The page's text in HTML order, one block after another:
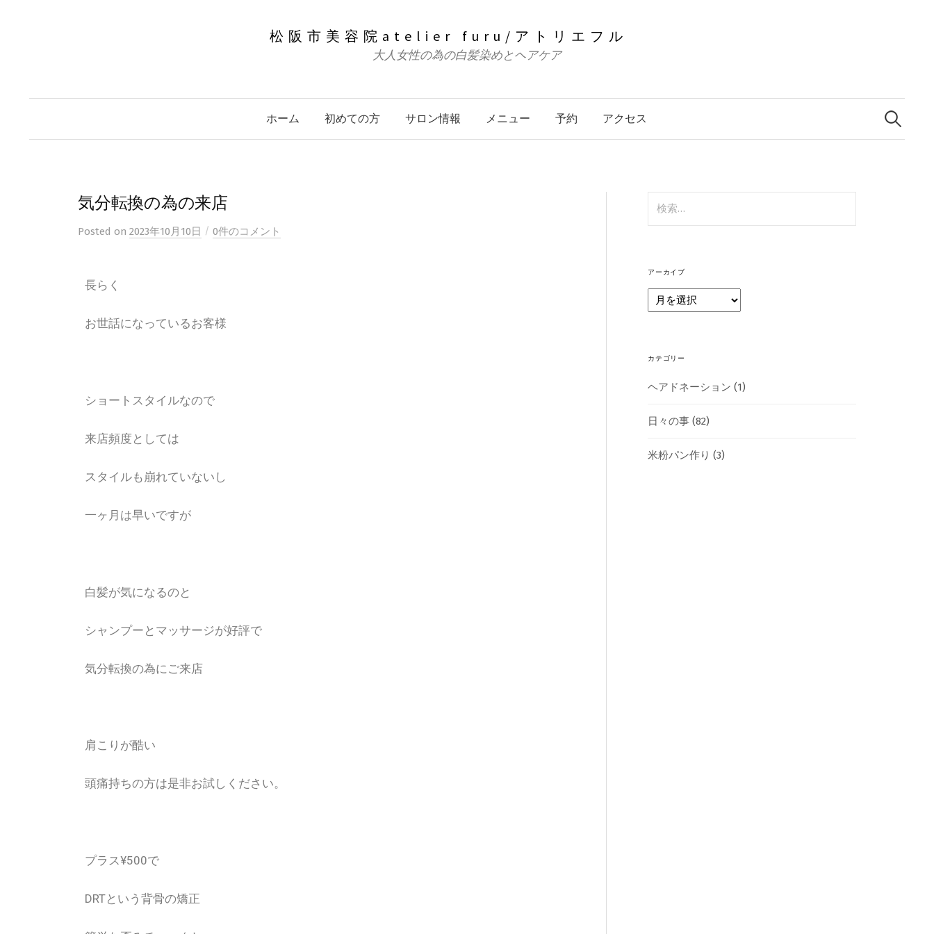
松阪市美容院atelier furu/アトリエフル
大人女性の為の白髪染めとヘアケア
ホーム 初めての方 サロン情報 メニュー 予約 アクセス
気分転換の為の来店
Posted on 2023年10月10日 / 0件のコメント
長らく
お世話になっているお客様
ショートスタイルなので
来店頻度としては
スタイルも崩れていないし
一ヶ月は早いですが
白髪が気になるのと
シャンプーとマッサージが好評で
気分転換の為にご来店
肩こりが酷い
頭痛持ちの方は是非お試しください。
プラス¥500で
DRTという背骨の矯正
アーカイブ
カテゴリー
ヘアドネーション (1)
日々の事 (82)
米粉パン作り (3)